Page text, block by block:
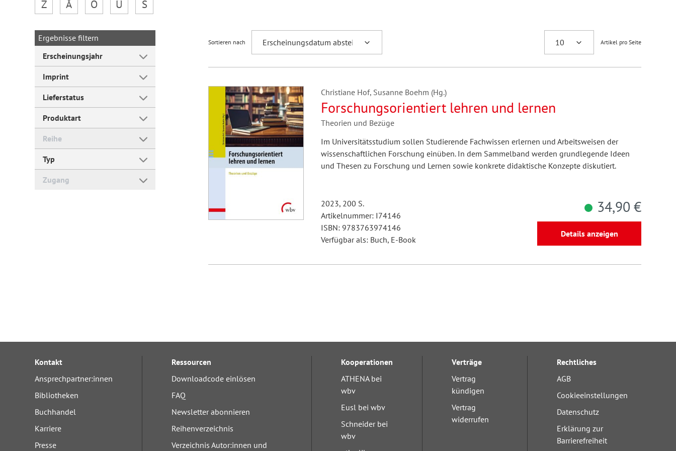
Forum Arbeitslehre
Z
Å Ö Ü Š
Ergebnisse filtern
Erscheinungsjahr
Imprint
Lieferstatus
Produktart
Reihe
Typ
Zugang
Sortieren nach Artikel pro Seite
Christiane Hof, Susanne Boehm (Hg.)
Forschungsorientiert lehren und lernen
Theorien und Bezüge
Im Universitätsstudium sollen Studierende Fachwissen erlernen und Arbeitsweisen der
wissenschaftlichen Forschung einüben. In dem Sammelband werden grundlegende Ideen
und Thesen zu Forschung und Lernen sowie konkrete didaktische Konzepte diskutiert.
2023, 200 S.
Artikelnummer: I74146
ISBN: 9783763974146
Verfügbar als: Buch, E-Book
34,90 €
Details anzeigen
Kontakt
Ansprechpartner:innen
Bibliotheken
Buchhandel
Karriere
Presse
Ressourcen
Downloadcode einlösen
FAQ
Newsletter abonnieren
Reihenverzeichnis
Verzeichnis Autor:innen und
Kooperationen
ATHENA bei
wbv
Eusl bei wbv
Schneider bei
wbv
Verträge
Vertrag
kündigen
Vertrag
widerrufen
Rechtliches
AGB
Cookieeinstellungen
Datenschutz
Erklärung zur
Barrierefreiheit